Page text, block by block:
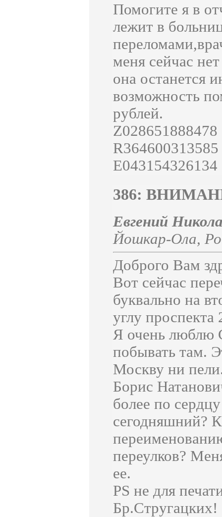
Помогите я в
лежит в
меня сейчас
она останется
возможность
рублей.
Z028651888478
R364600313585
E043154326134
386:
Евгений
Йошкар-Ола,
Доброго Вам
Вот сейчас
буквально на
углу
Я очень люблю
побывать там.
Москву ни
Борис
более по
сегодняшний?
переулков?
ее.
PS не для
Бр.Стругацких!